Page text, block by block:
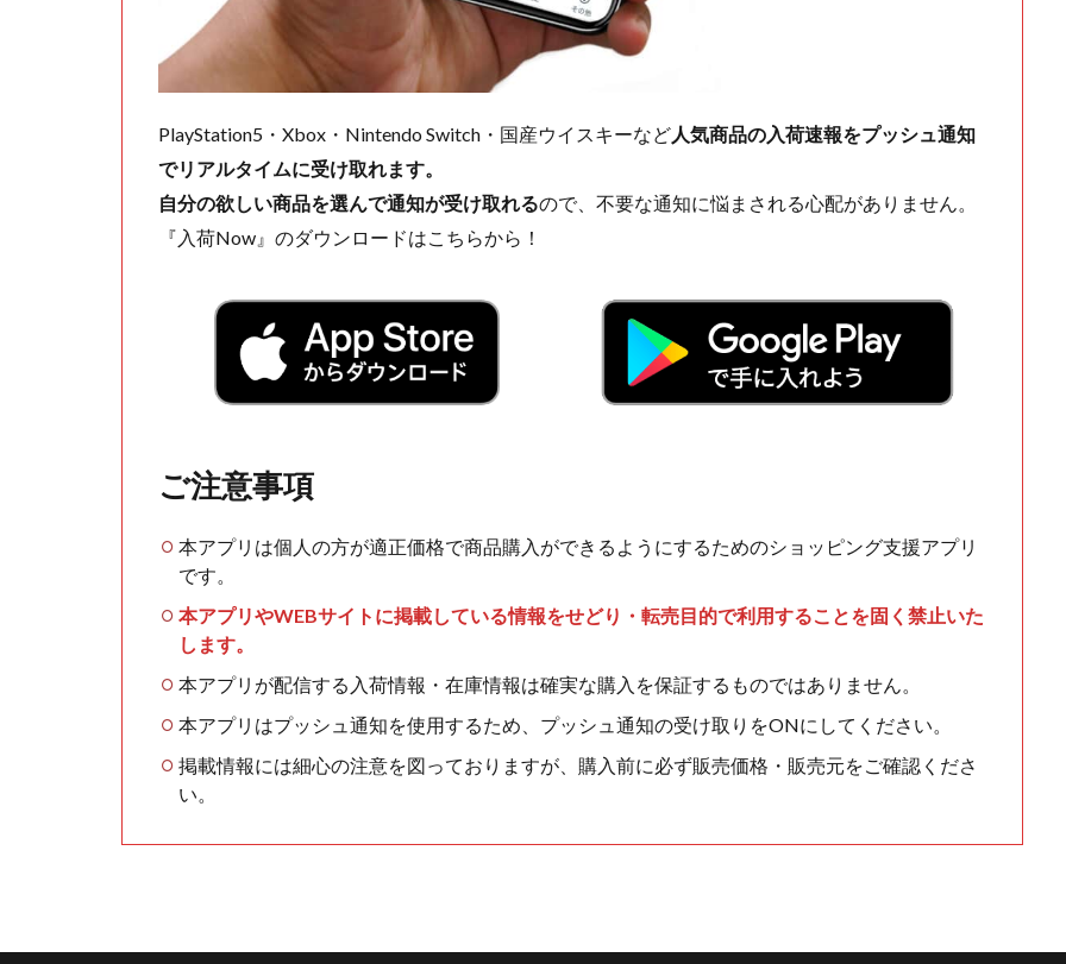
PlayStation5・Xbox・Nintendo Switch・国産ウイスキーなど人気商品の入荷速報をプッシュ通知
でリアルタイムに受け取れます。
自分の欲しい商品を選んで通知が受け取れるので、不要な通知に悩まされる心配がありません。
『入荷Now』のダウンロードはこちらから！
ご注意事項
本アプリは個人の方が適正価格で商品購入ができるようにするためのショッピング支援アプリ
です。
本アプリやWEBサイトに掲載している情報をせどり・転売目的で利用することを固く禁止いた
します。
本アプリが配信する入荷情報・在庫情報は確実な購入を保証するものではありません。
本アプリはプッシュ通知を使用するため、プッシュ通知の受け取りをONにしてください。
掲載情報には細心の注意を図っておりますが、購入前に必ず販売価格・販売元をご確認くださ
い。